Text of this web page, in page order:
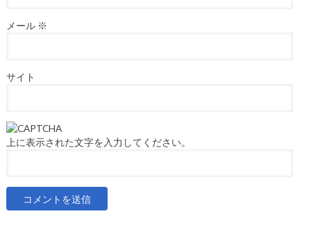
メール ※
サイト
上に表示された文字を入力してください。